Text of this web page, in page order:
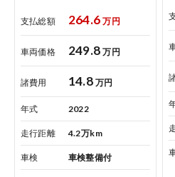
ホンダモビリティ
中古車在庫検索
支払総額 264.6 万円
車両価格 249.8 万円
諸費用 14.8 万円
年式 2022
走行距離 4.2万km
車検 車検整備付